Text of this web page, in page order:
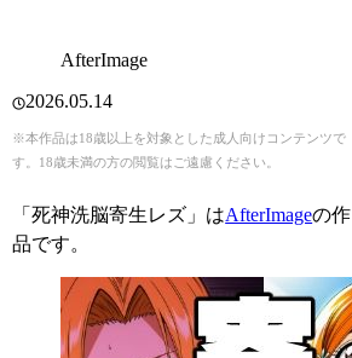
AfterImage
2026.05.14
※本作品は18歳以上を対象とした成人向けコンテンツで
す。18歳未満の方の閲覧はご遠慮ください。
「死神洗脳寄生レズ」はAfterImageの作
品です。